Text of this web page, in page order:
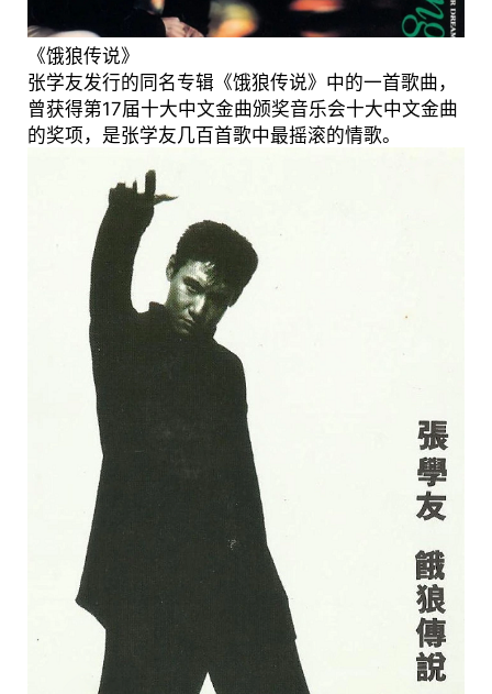
《饿狼传说》
张学友发行的同名专辑《饿狼传说》中的一首歌曲，
曾获得第17届十大中文金曲颁奖音乐会十大中文金曲
的奖项，是张学友几百首歌中最摇滚的情歌。